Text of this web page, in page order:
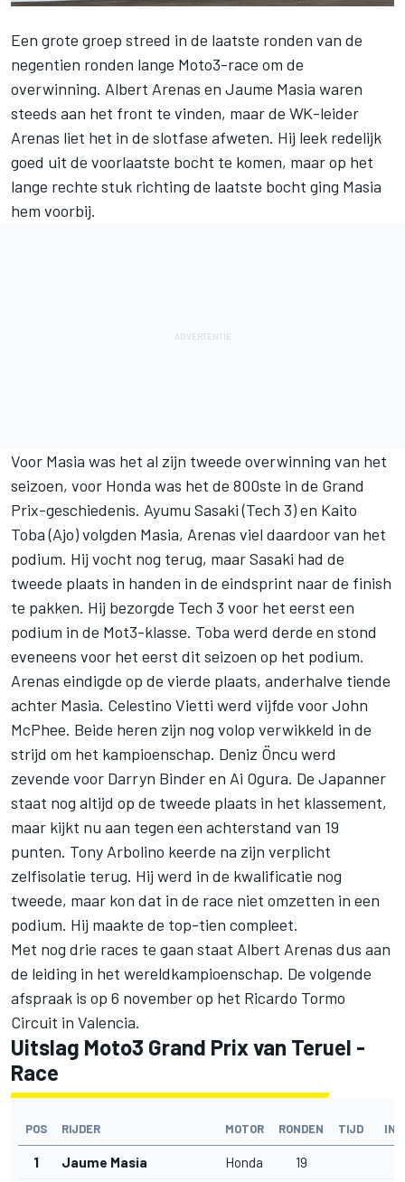
Een grote groep streed in de laatste ronden van de
negentien ronden lange Moto3-race om de
overwinning. Albert Arenas en Jaume Masia waren
steeds aan het front te vinden, maar de WK-leider
Arenas liet het in de slotfase afweten. Hij leek redelijk
goed uit de voorlaatste bocht te komen, maar op het
lange rechte stuk richting de laatste bocht ging Masia
hem voorbij.
Voor Masia was het al zijn tweede overwinning van het
seizoen, voor Honda was het de 800ste in de Grand
Prix-geschiedenis. Ayumu Sasaki (Tech 3) en Kaito
Toba (Ajo) volgden Masia, Arenas viel daardoor van het
podium. Hij vocht nog terug, maar Sasaki had de
tweede plaats in handen in de eindsprint naar de finish
te pakken. Hij bezorgde Tech 3 voor het eerst een
podium in de Mot3-klasse. Toba werd derde en stond
eveneens voor het eerst dit seizoen op het podium.
Arenas eindigde op de vierde plaats, anderhalve tiende
achter Masia. Celestino Vietti werd vijfde voor John
McPhee. Beide heren zijn nog volop verwikkeld in de
strijd om het kampioenschap. Deniz Öncu werd
zevende voor Darryn Binder en Ai Ogura. De Japanner
staat nog altijd op de tweede plaats in het klassement,
maar kijkt nu aan tegen een achterstand van 19
punten. Tony Arbolino keerde na zijn verplicht
zelfisolatie terug. Hij werd in de kwalificatie nog
tweede, maar kon dat in de race niet omzetten in een
podium. Hij maakte de top-tien compleet.
Met nog drie races te gaan staat Albert Arenas dus aan
de leiding in het wereldkampioenschap. De volgende
afspraak is op 6 november op het Ricardo Tormo
Circuit in Valencia.
Uitslag Moto3 Grand Prix van Teruel -
Race
POS RIJDER MOTOR RONDEN TIJD
1 Jaume Masia Honda 19